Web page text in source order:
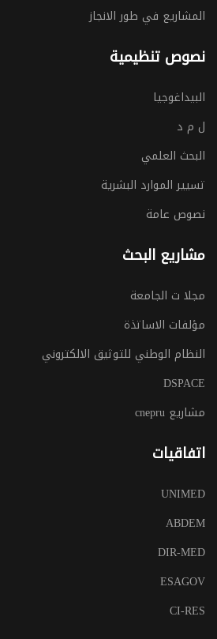
المشاريع في طور الانجاز
نصوص تنظيمية
البيداغوجيا
ل م د
البحث العلمي
تسيير الموارد البشرية
نصوص عامة
مشاريع البحث
مجلا ت الجامعة
مؤلفات الاساتذة
النظام الوطني للتوثيق الالكتروني
DSPACE
مشاريع cnepru
اتفاقيات
UNIMED
ABDEM
DIR-MED
ESAGOV
CI-RES